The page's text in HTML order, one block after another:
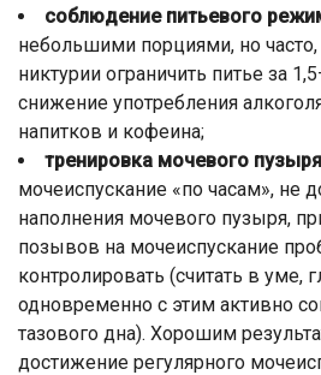
соблюдение питьевого
небольшими порциями, но
никтурии ограничить питье за
снижение употребления
напитков и кофеина;
тренировка мочевого
мочеиспускание «по часам», не
наполнения мочевого пузыря,
позывов на мочеиспускание
контролировать (считать в уме,
одновременно с этим активно
тазового дна). Хорошим
достижение регулярного